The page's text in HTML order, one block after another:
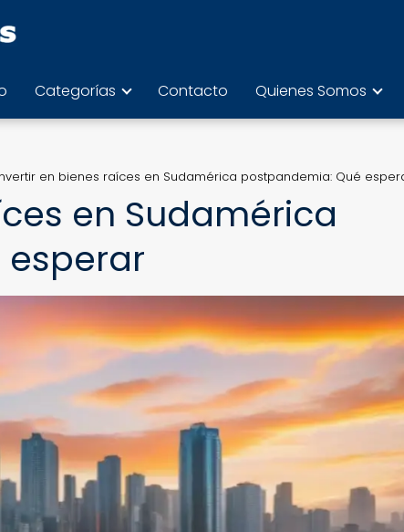
Categorías Contacto Quienes Somos
en bienes raíces en Sudamérica postpandemia: Qué
en Sudamérica